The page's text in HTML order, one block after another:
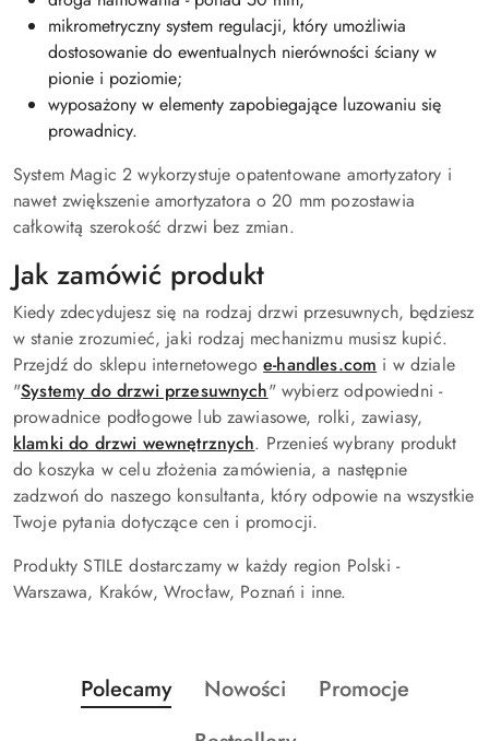
mikrometryczny system regulacji, który umożliwia
dostosowanie do ewentualnych nierówności ściany w
pionie i poziomie;
wyposażony w elementy zapobiegające luzowaniu się
prowadnicy.
System Magic 2 wykorzystuje opatentowane amortyzatory i
nawet zwiększenie amortyzatora o 20 mm pozostawia
całkowitą szerokość drzwi bez zmian.
Jak zamówić produkt
Kiedy zdecydujesz się na rodzaj drzwi przesuwnych, będziesz
w stanie zrozumieć, jaki rodzaj mechanizmu musisz kupić.
Przejdź do sklepu internetowegoe-handles.com i w dziale
"Systemy do drzwi przesuwnych" wybierz odpowiedni -
prowadnice podłogowe lub zawiasowe, rolki, zawiasy,
klamki do drzwi wewnętrznych. Przenieś wybrany produkt
do koszyka w celu złożenia zamówienia, a następnie
zadzwoń do naszego konsultanta, który odpowie na wszystkie
Twoje pytania dotyczące cen i promocji.
Produkty STILE dostarczamy w każdy region Polski -
Warszawa, Kraków, Wrocław, Poznań i inne.
Pomiń karuzelę produktów
Produkty
o
Polecamy
Produkty
Nowości
Produkty
Promocje